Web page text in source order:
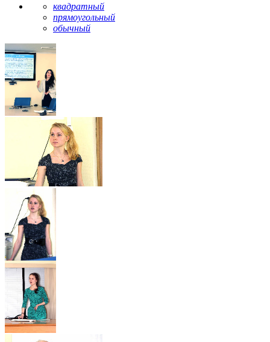
квадратный
прямоугольный
обычный